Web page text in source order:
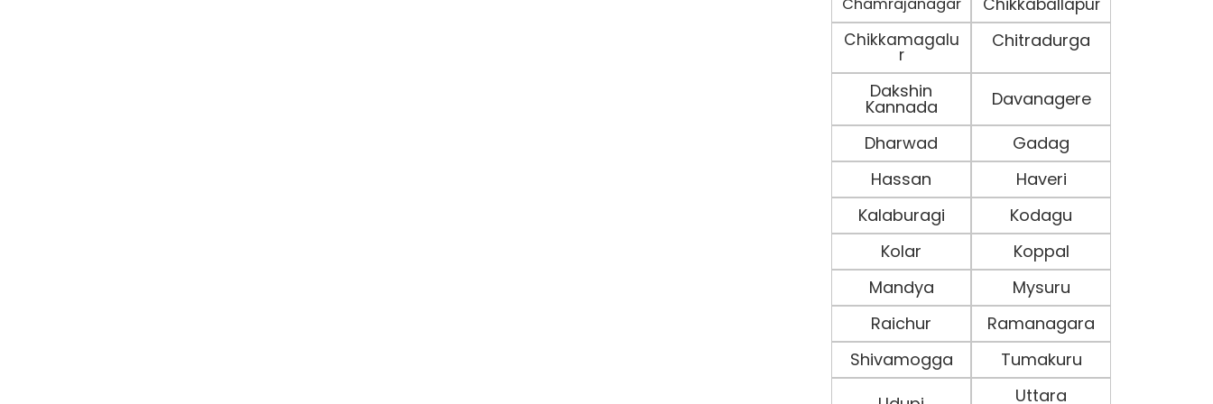
Chikkaballapur
Chikkamagalu
r
Chitradurga
Dakshin
Kannada
Davanagere
Dharwad
Gadag
Hassan
Haveri
Kalaburagi
Kodagu
Kolar
Koppal
Mandya
Mysuru
Raichur
Ramanagara
Shivamogga
Tumakuru
Uttara